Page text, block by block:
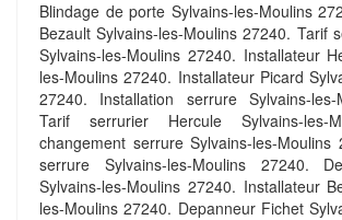
Blindage de porte Sylvains-les-Moulins
Bezault Sylvains-les-Moulins 27240. Tarif
Sylvains-les-Moulins 27240. Installateur
les-Moulins 27240. Installateur Picard
27240. Installation serrure Sylvains-les-
Tarif serrurier Hercule Sylvains-les-
changement serrure Sylvains-les-Moulins
serrure Sylvains-les-Moulins 27240.
Sylvains-les-Moulins 27240. Installateur
les-Moulins 27240. Depanneur Fichet